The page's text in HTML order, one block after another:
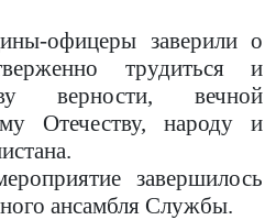
офицеры заверили о
трудиться и
верности, вечной
Отечеству, народу и
завершилось
ансамбля Службы.